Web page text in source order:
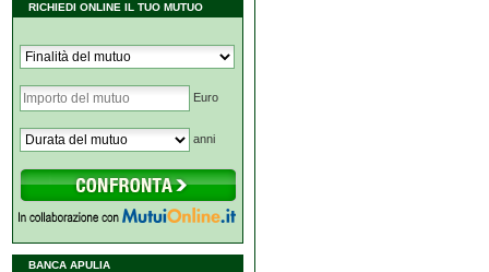
RICHIEDI ONLINE IL TUO MUTUO
Euro
anni
BANCA APULIA